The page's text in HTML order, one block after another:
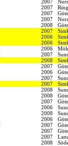
2007
2007
2007
2007
2008
2007
2006
2006
2006
2007
2008
2007
2006
2007
2007
2008
2008
2007
2006
2008
2006
2007
2007
2007
2008